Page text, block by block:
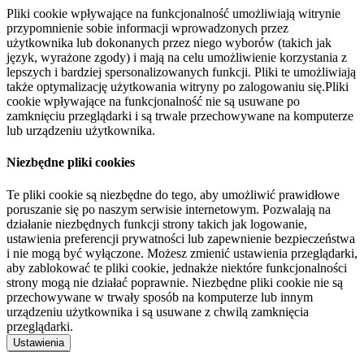
Pliki cookie wpływające na funkcjonalność umożliwiają witrynie
przypomnienie sobie informacji wprowadzonych przez
użytkownika lub dokonanych przez niego wyborów (takich jak
język, wyrażone zgody) i mają na celu umożliwienie korzystania z
lepszych i bardziej spersonalizowanych funkcji. Pliki te umożliwiają
także optymalizację użytkowania witryny po zalogowaniu się.Pliki
cookie wpływające na funkcjonalność nie są usuwane po
zamknięciu przeglądarki i są trwale przechowywane na komputerze
lub urządzeniu użytkownika.
Niezbędne pliki cookies
Te pliki cookie są niezbędne do tego, aby umożliwić prawidłowe
poruszanie się po naszym serwisie internetowym. Pozwalają na
działanie niezbędnych funkcji strony takich jak logowanie,
ustawienia preferencji prywatności lub zapewnienie bezpieczeństwa
i nie mogą być wyłączone. Możesz zmienić ustawienia przeglądarki,
aby zablokować te pliki cookie, jednakże niektóre funkcjonalności
strony mogą nie działać poprawnie. Niezbędne pliki cookie nie są
przechowywane w trwały sposób na komputerze lub innym
urządzeniu użytkownika i są usuwane z chwilą zamknięcia
przeglądarki.
Ustawienia